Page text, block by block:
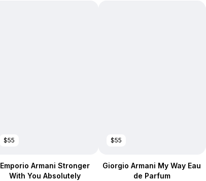
$55
Emporio Armani Stronger
With You Absolutely
$55
Giorgio Armani My Way Eau
de Parfum